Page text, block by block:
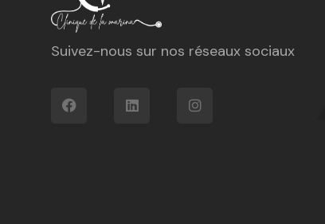
Suivez-nous sur nos réseaux sociaux